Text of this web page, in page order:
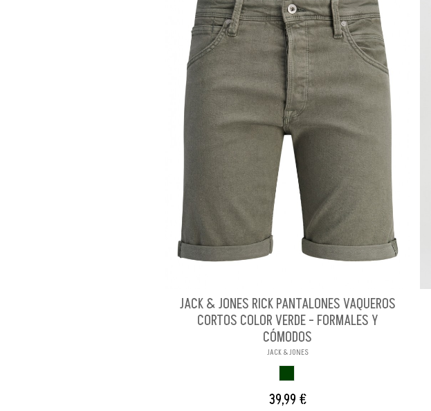
JACK & JONES RICK PANTALONES VAQUEROS
CORTOS COLOR VERDE - FORMALES Y
CÓMODOS
JACK & JONES
39,99 €